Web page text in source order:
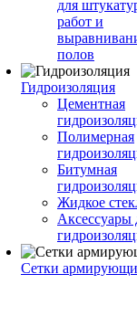
для
работ и
полов
Гидроизоляция
Цементная
Полимерная
Битумная
Жидкое
Аксессуары
Сетки